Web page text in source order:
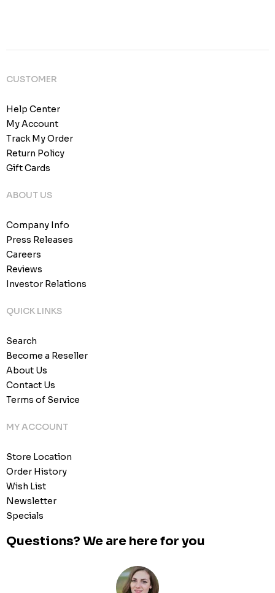
CUSTOMER
Help Center
My Account
Track My Order
Return Policy
Gift Cards
ABOUT US
Company Info
Press Releases
Careers
Reviews
Investor Relations
QUICK LINKS
Search
Become a Reseller
About Us
Contact Us
Terms of Service
MY ACCOUNT
Store Location
Order History
Wish List
Newsletter
Specials
Questions? We are here for you